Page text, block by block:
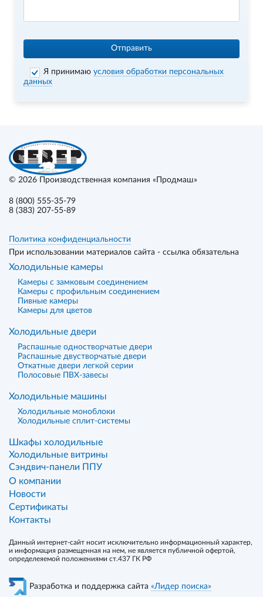
Отправить
Я принимаюусловия обработки персональных
данных
© 2026 Производственная компания «Продмаш»
8 (800) 555-35-79
8 (383) 207-55-89
Политика конфиденциальности
При использовании материалов сайта - ссылка обязательна
Холодильные камеры
Камеры с замковым соединением
Камеры с профильным соединением
Пивные камеры
Камеры для цветов
Холодильные двери
Распашные одностворчатые двери
Распашные двустворчатые двери
Откатные двери легкой серии
Полосовые ПВХ-завесы
Холодильные машины
Холодильные моноблоки
Холодильные сплит-системы
Шкафы холодильные
Холодильные витрины
Сэндвич-панели ППУ
О компании
Новости
Сертификаты
Контакты
Данный интернет-сайт носит исключительно информационный характер,
и информация размещенная на нем, не является публичной офертой,
определеяемой положениями ст.437 ГК РФ
Разработка и поддержка сайта «Лидер поиска»